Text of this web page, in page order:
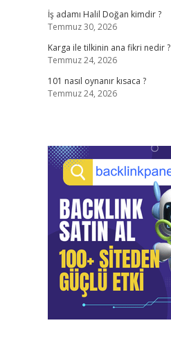
İş adamı Halil Doğan kimdir ?
Temmuz 30, 2026
Karga ile tilkinin ana fikri nedir ?
Temmuz 24, 2026
101 nasıl oynanır kısaca ?
Temmuz 24, 2026